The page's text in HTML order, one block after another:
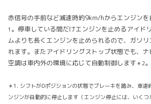
赤信号の手前など減速時約9km/hからエンジン
1 。停車している間だけエンジンを止めるアイド
ムよりも長くエンジンを止められるので、ガソ
れます。またアイドリングストップ状態でも、ナ
空調は車内外の環境に応じて自動制御します＊2。
＊1. シフトがDポジションの状態でブレーキを踏み、車
ンジンが自動的に停止します（エンジン停止には、いくつ